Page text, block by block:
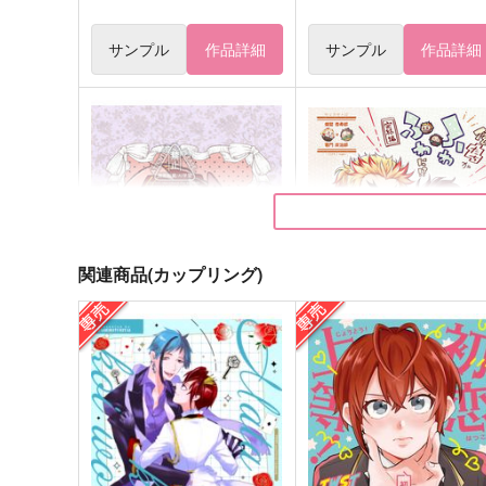
サンプル 作品詳細 サンプル 作品詳細
Mon Petit Lapin おれの可愛
いウサギちゃん！3
ベリーチキンハート
1,195円（税込）
俺たちがふわふわに!?完結
1224
865円（税込）
関連商品(カップリング)